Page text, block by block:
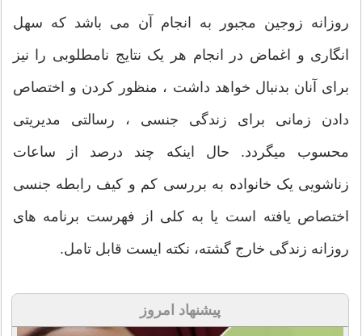
روزانه زوجین مجبور به انجام آن می باشد که سهل
انگاری و اغماض در انجام هر یک نتایج نامطلوبی را نیز
برای آنان بدنبال خواهد داشت ، منظور کردن و اختصاص
دادن زمانی برای زندگی جنسی ، رسالتی مدیریتی
محسوب میگردد. حال اینکه چند درصد از ساعات
زناشویی یک خانواده به بررسی کم و کیف رابطه جنسی
اختصاص یافته است یا به کلی از فهرست برنامه های
روزانه زندگی خارج گشته، نکته ایست قابل تامل.
پیشنهاد امروز